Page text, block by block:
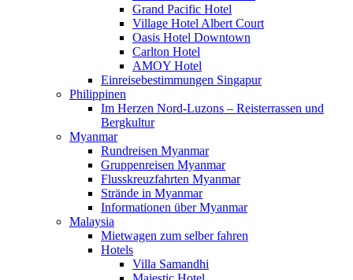
Grand Pacific Hotel
Village Hotel Albert Court
Oasis Hotel Downtown
Carlton Hotel
AMOY Hotel
Einreisebestimmungen Singapur
Philippinen
Im Herzen Nord-Luzons – Reisterrassen und
Bergkultur
Myanmar
Rundreisen Myanmar
Gruppenreisen Myanmar
Flusskreuzfahrten Myanmar
Strände in Myanmar
Informationen über Myanmar
Malaysia
Mietwagen zum selber fahren
Hotels
Villa Samandhi